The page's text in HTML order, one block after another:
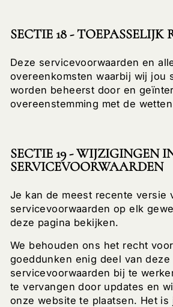
SECTIE 18 - TOEPASSELIJK
Deze servicevoorwaarden en
overeenkomsten waarbij wij jou
worden beheerst door en
overeenstemming met de
SECTIE 19 - WIJZIGINGEN
SERVICEVOORWAARDEN
Je kan de meest recente versie
servicevoorwaarden op elk
deze pagina bekijken.
We behouden ons het recht
goeddunken enig deel van deze
servicevoorwaarden bij te
te vervangen door updates en
onze website te plaatsen. Het is